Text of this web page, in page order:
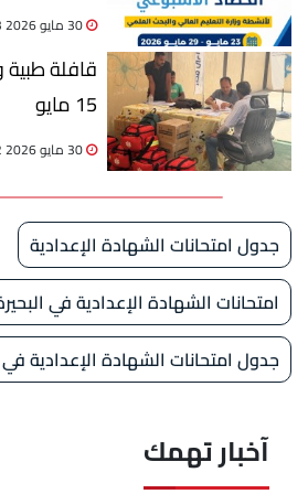
العالي
30 مايو 2026 11:43 ص
قافلة
15 مايو
30 مايو 2026 11:42 ص
جدول امتحانات الشهادة الإعدادية
امتحانات الشهادة الإعدادية في
جدول امتحانات الشهادة الإعدادية في
آخبار تهمك